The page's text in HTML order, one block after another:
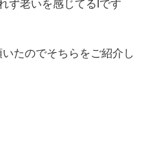
ず老いを感じてるIです
たのでそちらをご紹介し